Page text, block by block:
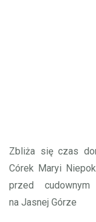
Zbliża się czas
Córek Maryi
przed
na Jasnej Górze